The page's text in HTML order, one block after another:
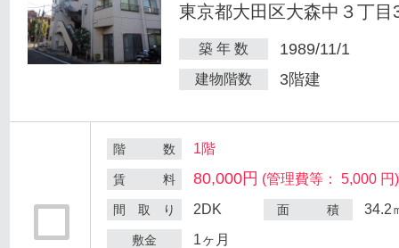
東京都大田区大森中３丁目
築 年 数 1989/11/1
建物階数 3階建
階 数 1階
賃 料 80,000円 (管理費等： 5,000 円)
間 取 り 2DK 面 積 34.2
敷金 1ヶ月